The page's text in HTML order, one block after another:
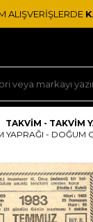
ALIŞVERİŞLERDE
TAKVIM - TAKVIM
YAPRAĞI - DOĞUM